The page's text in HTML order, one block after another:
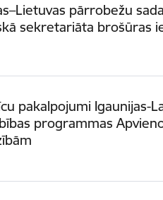
pārrobežu
sekretariāta brošūras
pakalpojumi Igaunijas-
programmas